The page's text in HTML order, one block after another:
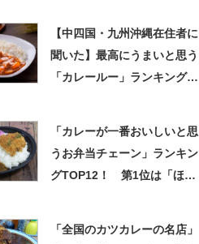
【中四国・九州沖縄在住者に
聞いた】最高にうまいと思う
「カレールー」ランキング
「カレーが一番おいしいと思
うお弁当チェーン」ランキン
グTOP12！ 第1位は「ほっ
「全国のカツカレーの名店」